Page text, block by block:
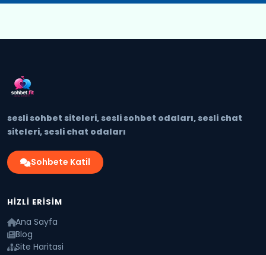
sesli sohbet siteleri, sesli sohbet odaları, sesli chat
siteleri, sesli chat odaları
Sohbete Katil
HIZLI ERISIM
Ana Sayfa
Blog
Site Haritasi